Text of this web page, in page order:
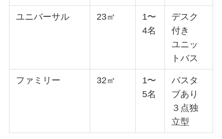
ユニバーサル 23㎡
1〜
4名
デスク
付き
ユニッ
トバス
ファミリー 32㎡
1〜
5名
バスタ
ブあり
３点独
立型